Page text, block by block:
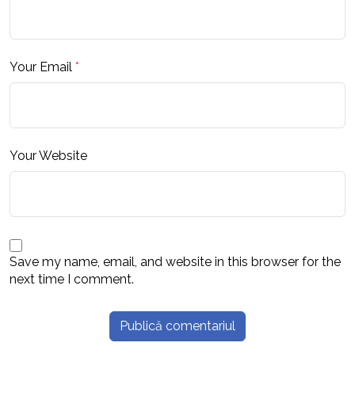
Your Email *
Your Website
Save my name, email, and website in this browser for the
next time I comment.